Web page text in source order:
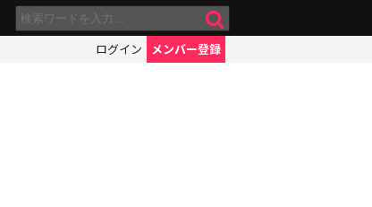
ログイン メンバー登録